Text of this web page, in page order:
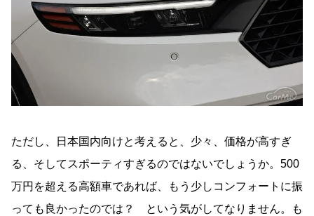
ただし、日本国内向けと考えると、少々、価格が高すぎ
る、そしてスポーティすぎるのではないでしょうか。500
万円を超える高額車であれば、もう少しコンフォートに振
っても良かったのでは？ という気がしてなりません。も